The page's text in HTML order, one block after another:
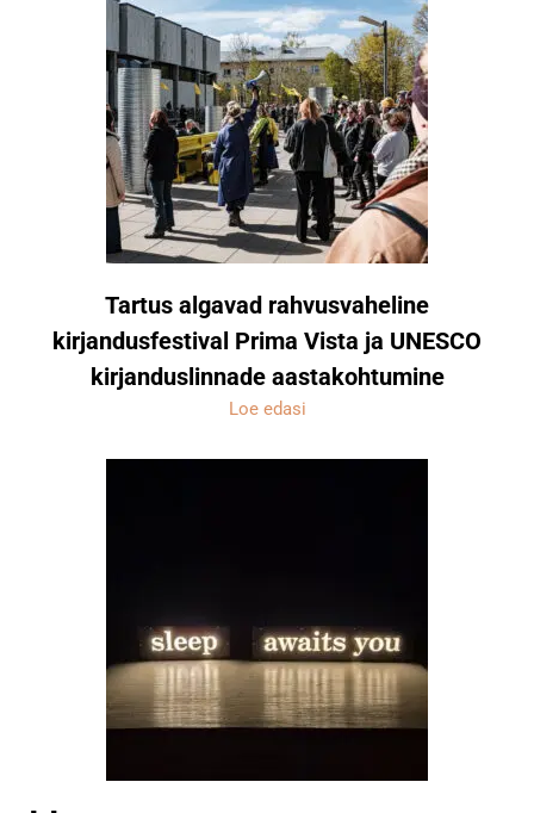
Tartus algavad rahvusvaheline
kirjandusfestival Prima Vista ja UNESCO
kirjanduslinnade aastakohtumine
Loe edasi